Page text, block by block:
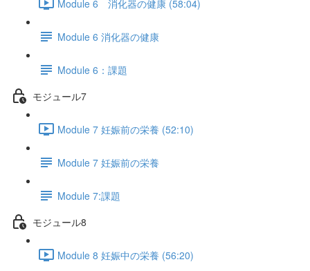
Module 6 消化器の健康 (58:04)
Module 6 消化器の健康
Module 6：課題
モジュール7
Module 7 妊娠前の栄養 (52:10)
Module 7 妊娠前の栄養
Module 7:課題
モジュール8
Module 8 妊娠中の栄養 (56:20)